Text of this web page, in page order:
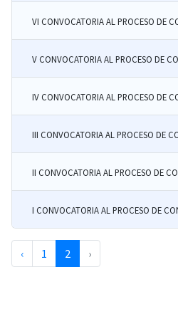
VI CONVOCATORIA AL PROCESO DE
V CONVOCATORIA AL PROCESO DE
IV CONVOCATORIA AL PROCESO DE
III CONVOCATORIA AL PROCESO DE
II CONVOCATORIA AL PROCESO DE
I CONVOCATORIA AL PROCESO DE
‹ 1 2 ›